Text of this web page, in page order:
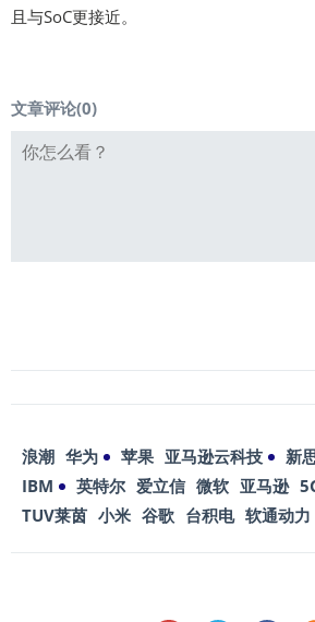
且与SoC更接近。
文章评论(0)
浪潮 华为 苹果 亚马逊云科技 新
IBM
英特尔 爱立信 微软 亚马逊
TUV莱茵 小米 谷歌 台积电 软通动力